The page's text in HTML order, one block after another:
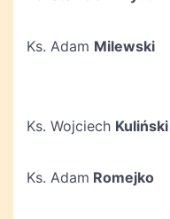
Ks. Adam Milewski
Ks. Wojciech Kuliński
Ks. Adam Romejko